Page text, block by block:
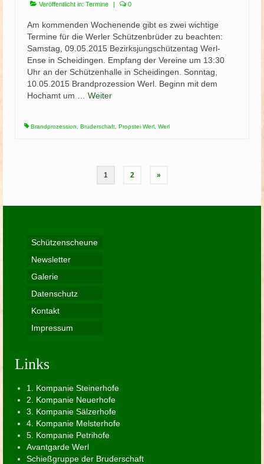
Veröffentlicht in: Termine | 0
Am kommenden Wochenende gibt es zwei wichtige
Termine für die Werler Schützenbrüder zu beachten:
Samstag, 09.05.2015 Bezirksjungschützentag Werl-
Ense in Scheidingen. Empfang der Vereine um 13:30
Uhr an der Schützenhalle in Scheidingen. Sonntag,
10.05.2015 Brandprozession Werl. Beginn mit dem
Hochamt um … Weiter
Brandprozession Bruderschaft Propstei Werl Werl
Seitennummerierung
1 2 »
Schützenscheune
Newsletter
Galerie
Datenschutz
Kontakt
Impressum
Links
1. Kompanie Steinerhofe
2. Kompanie Neuerhofe
3. Kompanie Sälzerhofe
4. Kompanie Melsterhofe
5. Kompanie Petrihofe
Avantgarde Werl
Schießgruppe der Bruderschaft